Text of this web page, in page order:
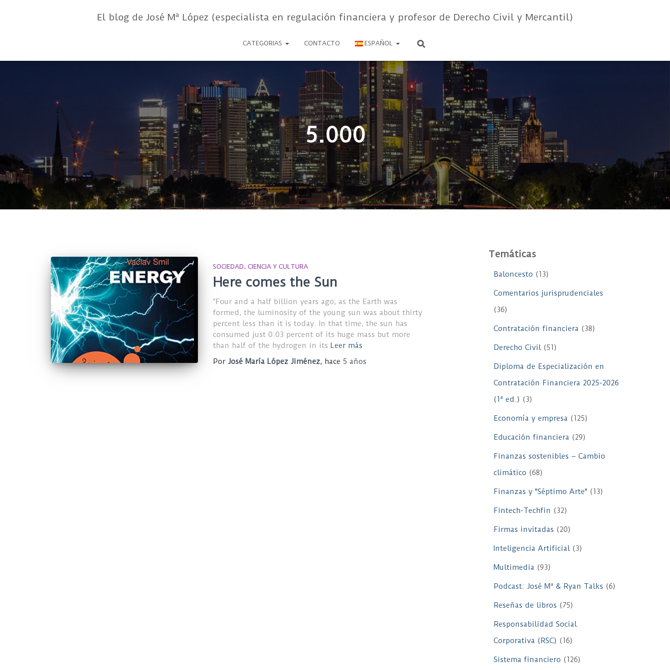
El blog de José Mª López (especialista en regulación financiera y profesor de Derecho Civil y Mercantil)
CATEGORIAS CONTACTO ESPAÑOL
5.000
SOCIEDAD, CIENCIA Y CULTURA
Here comes the Sun
“Four and a half billion years ago, as the Earth was
formed, the luminosity of the young sun was about thirty
percent less than it is today. In that time, the sun has
consumed just 0.03 percent of its huge mass but more
than half of the hydrogen in its Leer más
Por José María López Jiménez, hace 5 años
Temáticas
Baloncesto (13)
Comentarios jurisprudenciales
(36)
Contratación financiera (38)
Derecho Civil(51)
Diploma de Especialización en
Contratación Financiera 2025-2026
(1ª ed.) (3)
Economía y empresa (125)
Educación financiera (29)
Finanzas sostenibles – Cambio
climático (68)
Finanzas y "Séptimo Arte" (13)
Fintech-Techfin (32)
Firmas invitadas (20)
Inteligencia Artificial(3)
Multimedia (93)
Podcast: José Mª & Ryan Talks (6)
Reseñas de libros (75)
Responsabilidad Social
Corporativa (RSC) (16)
Sistema financiero (126)